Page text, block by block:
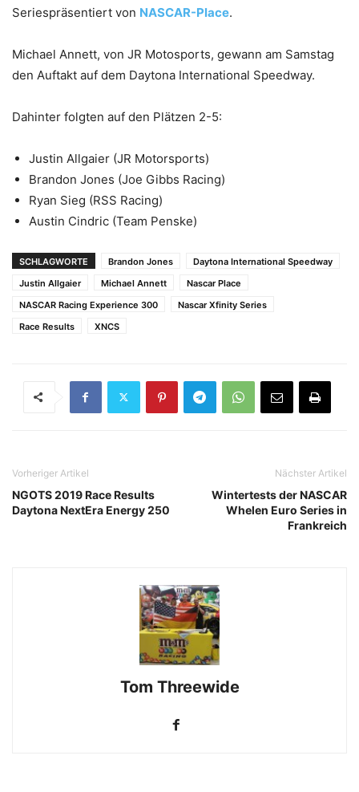
Seriespräsentiert von NASCAR-Place.
Michael Annett, von JR Motosports, gewann am Samstag
den Auftakt auf dem Daytona International Speedway.
Dahinter folgten auf den Plätzen 2-5:
Justin Allgaier (JR Motorsports)
Brandon Jones (Joe Gibbs Racing)
Ryan Sieg (RSS Racing)
Austin Cindric (Team Penske)
SCHLAGWORTE Brandon Jones
Daytona International Speedway
Justin Allgaier
Michael Annett
Nascar Place
NASCAR Racing Experience 300
Nascar Xfinity Series
Race Results
XNCS
Vorheriger Artikel
NGOTS 2019 Race Results
Daytona NextEra Energy 250
Nächster Artikel
Wintertests der NASCAR
Whelen Euro Series in
Frankreich
Tom Threewide